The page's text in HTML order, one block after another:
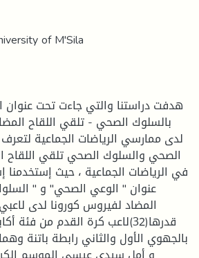
of M'Sila
هدفت دراستنا والتي جاءت تحت
لدى ممارسي الرياضات الجماعية
الصحي والسلوك الصحي تلقي اللقاح
في الرياضات الجماعية ، حيث إستخدمنا
عنوان " الوعي الصحي" و "
المضاد لفيروس كورونا لدى
قدرها(32)لاعب كرة القدم من
بالجهوي الأول والثاني رابطة باتنة